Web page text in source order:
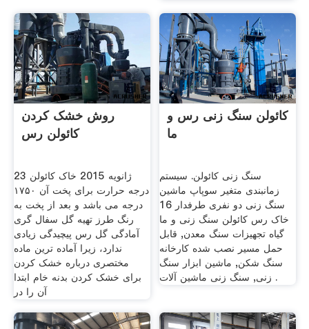
روش خشک کردن
کائولن رس
23 ژانويه 2015 خاک کائولن
درجه حرارت برای پخت آن ۱۷۵۰
درجه می باشد و بعد از پخت به
رنگ طرز تهیه گل سفال گری
آمادگی گل رس پیچیدگی زیادی
ندارد، زیرا آماده ترین ماده
مختصری درباره خشک کردن
برای خشک کردن بدنه خام ابتدا
آن را در
کائولن سنگ زنی رس و
ما
سنگ زنی کائولن. سیستم
زمانبندی متغیر سوپاپ ماشین
سنگ زنی دو نفری طرفدار 16
خاک رس کائولن سنگ زنی و ما
گیاه تجهیزات سنگ معدن, قابل
حمل مسیر نصب شده کارخانه
سنگ شکن, ماشین ابزار سنگ
زنی, سنگ زنی ماشین آلات .